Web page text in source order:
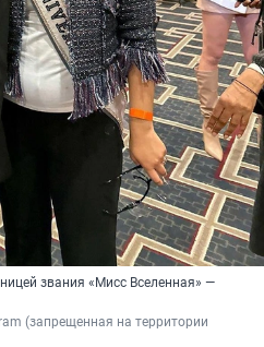
звания «Мисс Вселенная» —
(запрещенная на территории